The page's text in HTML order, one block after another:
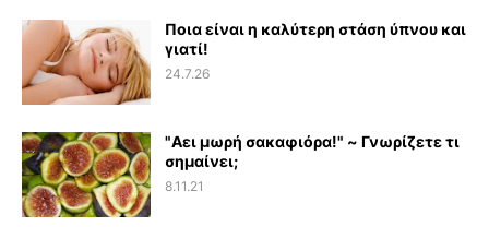
Ποια είναι η καλύτερη στάση ύπνου και
γιατί!
24.7.26
"Αει μωρή σακαφιόρα!" ~ Γνωρίζετε τι
σημαίνει;
8.11.21